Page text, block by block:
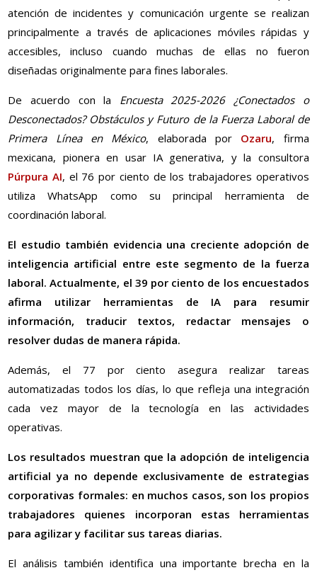
atención de incidentes y comunicación urgente se realizan
principalmente a través de aplicaciones móviles rápidas y
accesibles, incluso cuando muchas de ellas no fueron
diseñadas originalmente para fines laborales.
De acuerdo con la Encuesta 2025-2026 ¿Conectados o
Desconectados? Obstáculos y Futuro de la Fuerza Laboral de
Primera Línea en México, elaborada por Ozaru, firma
mexicana, pionera en usar IA generativa, y la consultora
Púrpura AI, el 76 por ciento de los trabajadores operativos
utiliza WhatsApp como su principal herramienta de
coordinación laboral.
El estudio también evidencia una creciente adopción de
inteligencia artificial entre este segmento de la fuerza
laboral. Actualmente, el 39 por ciento de los encuestados
afirma utilizar herramientas de IA para resumir
información, traducir textos, redactar mensajes o
resolver dudas de manera rápida.
Además, el 77 por ciento asegura realizar tareas
automatizadas todos los días, lo que refleja una integración
cada vez mayor de la tecnología en las actividades
operativas.
Los resultados muestran que la adopción de inteligencia
artificial ya no depende exclusivamente de estrategias
corporativas formales: en muchos casos, son los propios
trabajadores quienes incorporan estas herramientas
para agilizar y facilitar sus tareas diarias.
El análisis también identifica una importante brecha en la